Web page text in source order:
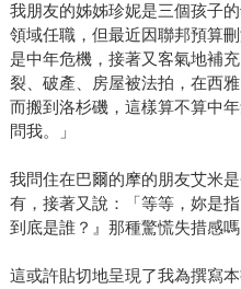
我朋友的姊姊珍妮是三個孩子
領域任職，但最近因聯邦預算
是中年危機，接著又客氣地補
裂、破產、房屋被法拍，在西
而搬到洛杉磯，這樣算不算中
問我。」
我問住在巴爾的摩的朋友艾米
有，接著又說：「等等，妳是
到底是誰？』那種驚慌失措感
這或許貼切地呈現了我為撰寫